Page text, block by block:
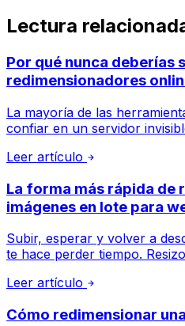
Lectura
Por qué nunca deberías
redimensionadores
La mayoría de las
confiar en un servidor
Leer artículo
La forma más rápida de
imágenes en lote para
Subir, esperar y volver a
te hace perder tiempo.
Leer artículo
Cómo redimensionar